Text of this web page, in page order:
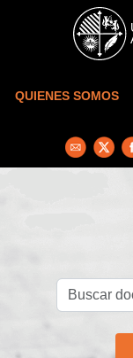
Skip to main content
QUIENES SOMOS